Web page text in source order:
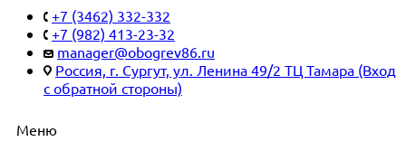
+7 (3462) 332-332
+7 (982) 413-23-32
manager@obogrev86.ru
Россия, г. Сургут, ул. Ленина 49/2 ТЦ Тамара (Вход
с обратной стороны)
Меню